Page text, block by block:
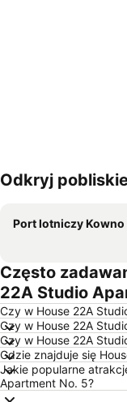
Powiększ mapę
Odkryj
Port lotniczy Kowno
Często
22A Studio
Czy w House 22A
Czy w House 22A
Czy w House 22A
Gdzie znajduje się
Jakie popularne
Apartment No. 5?